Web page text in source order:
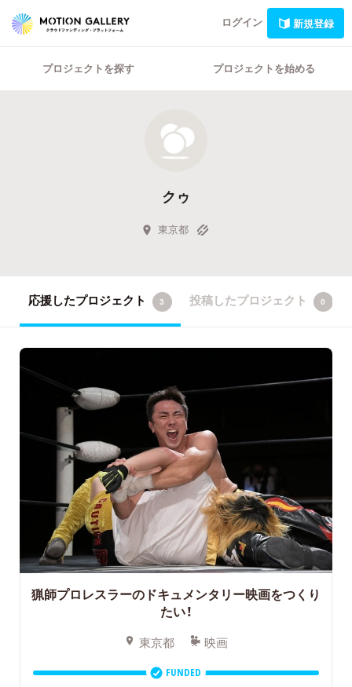
ログイン 新規登録
プロジェクトを探す プロジェクトを始める
クゥ
東京都
応援したプロジェクト 3 投稿したプロジェクト 0
猟師プロレスラーのドキュメンタリー映画をつくり
たい！
東京都 映画
FUNDED